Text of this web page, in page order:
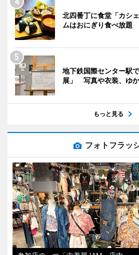
北四番丁に食堂「カシ
ムはおにぎり食べ放題
地下鉄国際センター駅
展」 写真や衣装、ゆ
もっと見る
フォトフラッ